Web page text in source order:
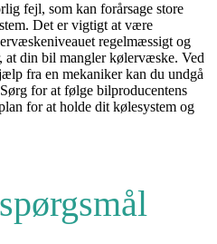
fejl, som kan forårsage store
Det er vigtigt at være
regelmæssigt og
din bil mangler kølervæske. Ved
fra en mekaniker kan du undgå
for at følge bilproducentens
for at holde dit kølesystem og